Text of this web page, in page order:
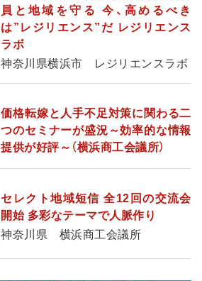
員と地域を守る 今、高めるべき
は”レジリエンス”だ レジリエンス
ラボ
神奈川県横浜市 レジリエンスラボ
価格転嫁と人手不足対策に関わる二
つのセミナーが盛況～効率的な情報
提供が好評～（横浜商工会議所）
セレクト地域短信 全12回の交流会
開始 多彩なテーマで人脈作り
神奈川県 横浜商工会議所